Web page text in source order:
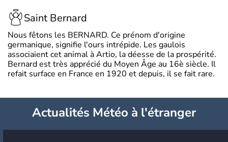
Saint Bernard
Nous fêtons les BERNARD. Ce prénom d'origine
germanique, signifie l'ours intrépide. Les gaulois
associaient cet animal à Artio, la déesse de la prospérité.
Bernard est très apprécié du Moyen Âge au 16è siècle. Il
refait surface en France en 1920 et depuis, il se fait rare.
Actualités Météo à l'étranger